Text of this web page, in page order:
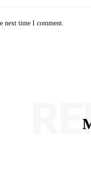
next time I comment.